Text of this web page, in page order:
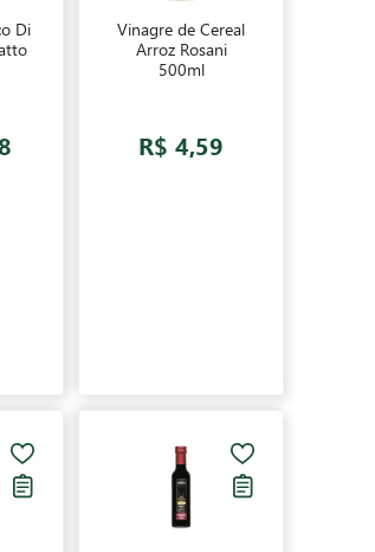
Di
Vinagre de Cereal
Arroz Rosani
500ml
R$ 4,59